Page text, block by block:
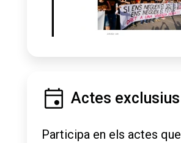
Actes exclusius
Participa en els actes que